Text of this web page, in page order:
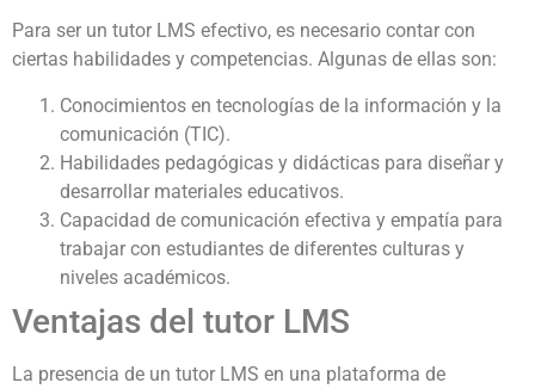
Para ser un tutor LMS efectivo, es necesario contar con
ciertas habilidades y competencias. Algunas de ellas son:
Conocimientos en tecnologías de la información y la
comunicación (TIC).
Habilidades pedagógicas y didácticas para diseñar y
desarrollar materiales educativos.
Capacidad de comunicación efectiva y empatía para
trabajar con estudiantes de diferentes culturas y
niveles académicos.
Ventajas del tutor LMS
La presencia de un tutor LMS en una plataforma de